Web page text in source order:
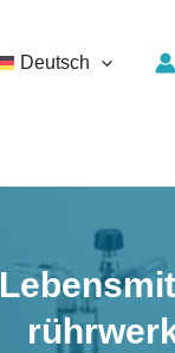
Deutsch